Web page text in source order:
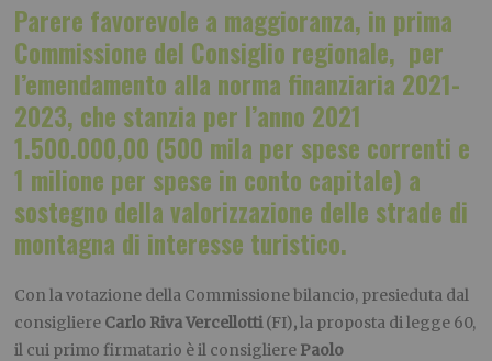
Parere favorevole a maggioranza, in prima
Commissione del Consiglio regionale, per
l’emendamento alla norma finanziaria 2021-
2023, che stanzia per l’anno 2021
1.500.000,00 (500 mila per spese correnti e
1 milione per spese in conto capitale) a
sostegno dellavalorizzazione delle strade di
montagna di interesse turistico.
Con la votazione della Commissione bilancio, presieduta dal
consigliere Carlo Riva Vercellotti (FI),la proposta di legge 60,
il cui primo firmatario è il consigliere Paolo